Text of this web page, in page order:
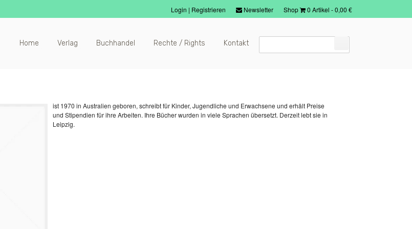
Shop 0 Artikel -0,00 €
Newsletter
Login | Registrieren
Home Verlag Buchhandel Rechte / Rights Kontakt
ist 1970 in Australien geboren, schreibt für Kinder, Jugendliche und Erwachsene und erhält Preise
und Stipendien für ihre Arbeiten. Ihre Bücher wurden in viele Sprachen übersetzt. Derzeit lebt sie in
Leipzig.